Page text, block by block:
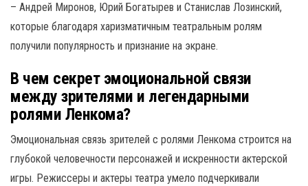
– Андрей Миронов, Юрий Богатырев и Станислав Лозинский,
которые благодаря харизматичным театральным ролям
получили популярность и признание на экране.
В чем секрет эмоциональной связи
между зрителями и легендарными
ролями Ленкома?
Эмоциональная связь зрителей с ролями Ленкома строится на
глубокой человечности персонажей и искренности актерской
игры. Режиссеры и актеры театра умело подчеркивали